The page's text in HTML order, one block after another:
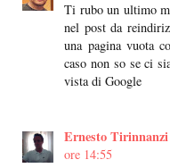
Ti rubo un ultimo
nel post da
una pagina vuota
caso non so se ci
vista di Google
Ernesto Tirinnanzi
ore 14:55